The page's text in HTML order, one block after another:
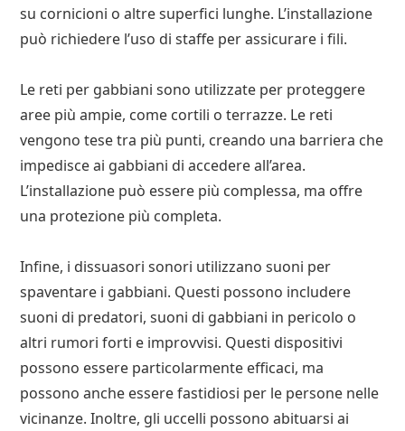
su cornicioni o altre superfici lunghe. L’installazione
può richiedere l’uso di staffe per assicurare i fili.
Le reti per gabbiani sono utilizzate per proteggere
aree più ampie, come cortili o terrazze. Le reti
vengono tese tra più punti, creando una barriera che
impedisce ai gabbiani di accedere all’area.
L’installazione può essere più complessa, ma offre
una protezione più completa.
Infine, i dissuasori sonori utilizzano suoni per
spaventare i gabbiani. Questi possono includere
suoni di predatori, suoni di gabbiani in pericolo o
altri rumori forti e improvvisi. Questi dispositivi
possono essere particolarmente efficaci, ma
possono anche essere fastidiosi per le persone nelle
vicinanze. Inoltre, gli uccelli possono abituarsi ai